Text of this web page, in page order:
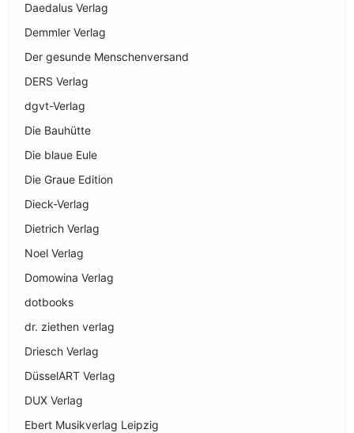
Daedalus Verlag
Demmler Verlag
Der gesunde Menschenversand
DERS Verlag
dgvt-Verlag
Die Bauhütte
Die blaue Eule
Die Graue Edition
Dieck-Verlag
Dietrich Verlag
Noel Verlag
Domowina Verlag
dotbooks
dr. ziethen verlag
Driesch Verlag
DüsselART Verlag
DUX Verlag
Ebert Musikverlag Leipzig